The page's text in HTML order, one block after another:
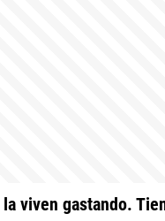
viven gastando.